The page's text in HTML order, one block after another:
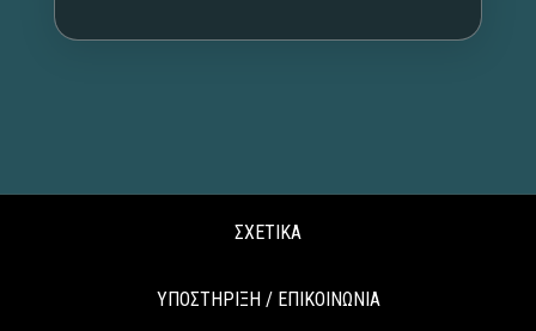
ΣΧΕΤΙΚΑ
ΥΠΟΣΤΗΡΙΞΗ / ΕΠΙΚΟΙΝΩΝΙΑ